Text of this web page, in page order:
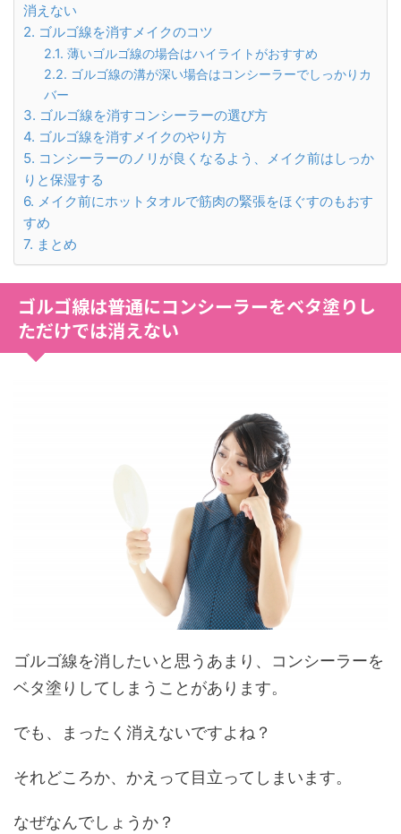
消えない
ゴルゴ線を消すメイクのコツ
薄いゴルゴ線の場合はハイライトがおすすめ
ゴルゴ線の溝が深い場合はコンシーラーでしっかりカ
バー
ゴルゴ線を消すコンシーラーの選び方
ゴルゴ線を消すメイクのやり方
コンシーラーのノリが良くなるよう、メイク前はしっか
りと保湿する
メイク前にホットタオルで筋肉の緊張をほぐすのもおす
すめ
まとめ
ゴルゴ線は普通にコンシーラーをベタ塗りし
ただけでは消えない
ゴルゴ線を消したいと思うあまり、コンシーラーを
ベタ塗りしてしまうことがあります。
でも、まったく消えないですよね？
それどころか、かえって目立ってしまいます。
なぜなんでしょうか？